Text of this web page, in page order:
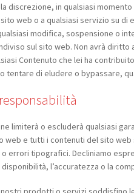
discrezione, in qualsiasi
web o a qualsiasi servizio su di
modifica, sospensione o
sul sito web. Non avrà
Contenuto che lei ha
tentare di eludere o bypassare,
limiterà o escluderà qualsiasi
e tutti i contenuti del sito web
errori tipografici. Decliniamo
l’accuratezza o la